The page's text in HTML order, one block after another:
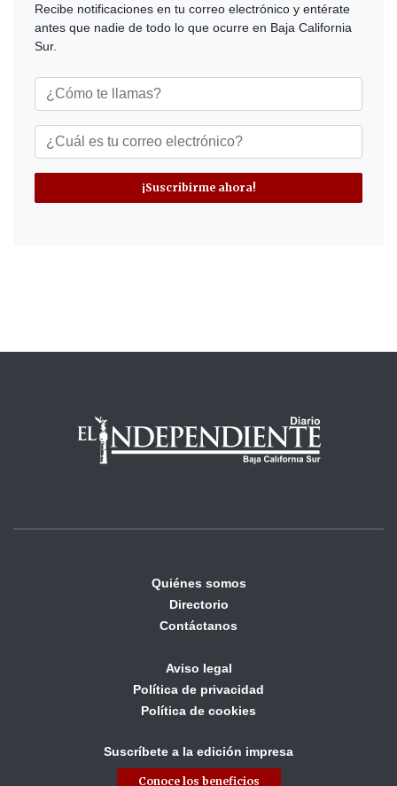
Recibe notificaciones en tu correo electrónico y entérate
antes que nadie de todo lo que ocurre en Baja California
Sur.
¡Suscribirme ahora!
Quiénes somos
Directorio
Contáctanos
Aviso legal
Política de privacidad
Política de cookies
Suscríbete a la edición impresa
Conoce los beneficios